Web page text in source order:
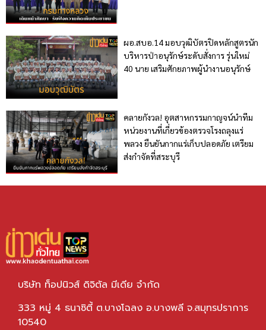
ผอ.สบอ.14 มอบวุฒิบัตรปิดหลักสูตรนัก
บริหารป่าอนุรักษ์ระดับสั่งการ รุ่นใหม่
40 นาย เสริมศักยภาพผู้นำงานอนุรักษ์
คลายกังวล! อุตสาหกรรมกาญจน์นำทีม
หน่วยงานที่เกี่ยวข้องตรวจโรงถลุงแร่
พลวง ยืนยันกากแร่เก็บปลอดภัย เตรียม
ส่งกำจัดที่สระบุรี
บริษัท ท็อปนิวส์ ดิจิตัล มีเดีย จำกัด
333 หมู่ 4 ธนาซิตี้ ต.บางโฉลง อ.บางพลี จ.สมุทรปราการ
10540